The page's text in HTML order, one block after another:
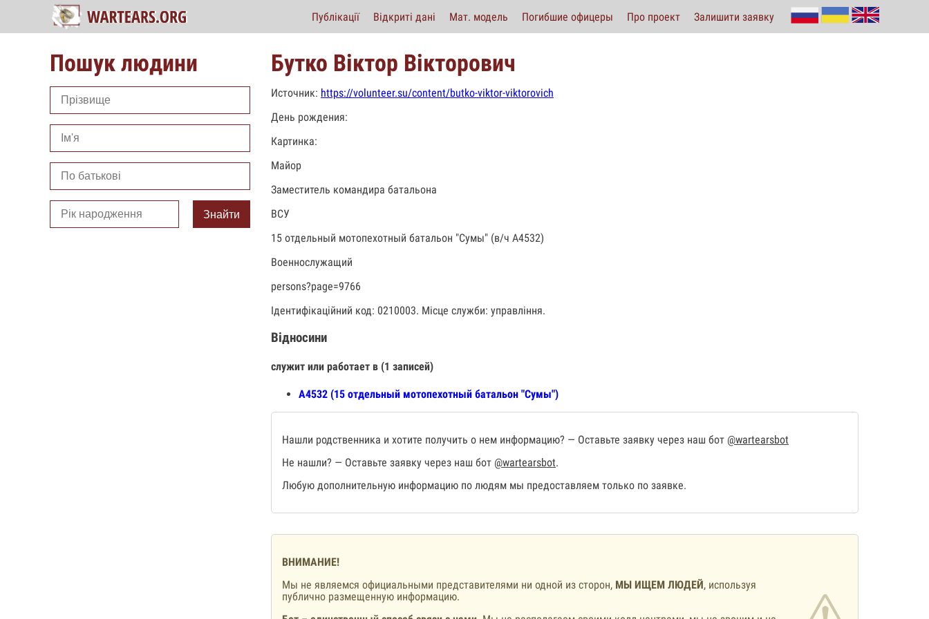
Публікації Відкриті дані Мат. модель Погибшие офицеры Про проект Залишити заявку
Пошук людини
Знайти
Бутко Віктор Вікторович
Источник: https://volunteer.su/content/butko-viktor-viktorovich
День рождения:
Картинка:
Майор
Заместитель командира батальона
ВСУ
15 отдельный мотопехотный батальон "Сумы" (в/ч А4532)
Военнослужащий
persons?page=9766
Iдентифікаційний код: 0210003. Місце служби: управління.
Відносини
служит или работает в (1 записей)
А4532 (15 отдельный мотопехотный батальон "Сумы")
Нашли родственника и хотите получить о нем информацию? — Оставьте заявку через наш бот @wartearsbot
Не нашли? — Оставьте заявку через наш бот @wartearsbot.
Любую дополнительную информацию по людям мы предоставляем только по заявке.
ВНИМАНИЕ!
Мы не являемся официальными представителями ни одной из сторон, МЫ ИЩЕМ ЛЮДЕЙ, используя
публично размещенную информацию.